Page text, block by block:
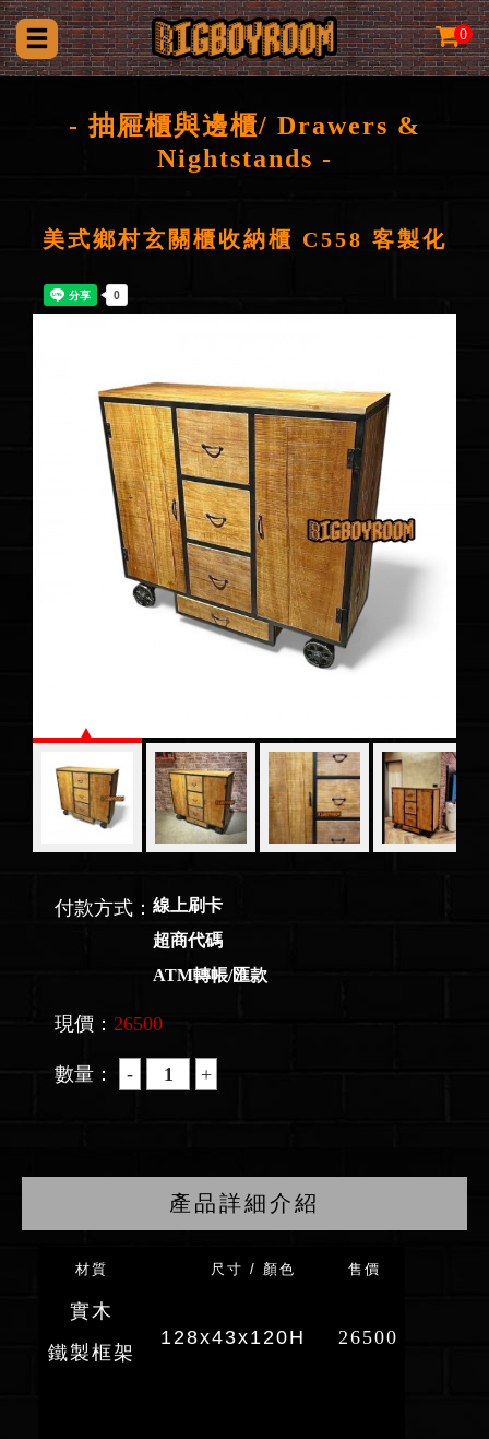
0
- 抽屜櫃與邊櫃/ Drawers &
Nightstands -
美式鄉村玄關櫃收納櫃 C558 客製化
付款方式： 線上刷卡
超商代碼
ATM轉帳/匯款
現價： 26500
數量：
產品詳細介紹
材質 尺寸 / 顏色 售價
實木
鐵製框架
128x43x120H 26500